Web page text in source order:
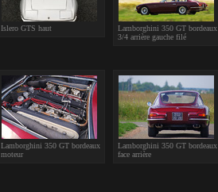
Islero GTS haut
Lamborghini 350 GT bordeaux
3/4 arrière gauche filé
Lamborghini 350 GT bordeaux
moteur
Lamborghini 350 GT bordeaux
face arrière